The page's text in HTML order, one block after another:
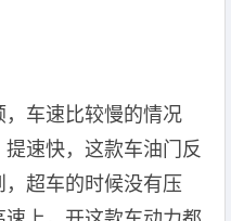
车速比较慢的情况
提速快，这款车油门反
超车的时候没有压